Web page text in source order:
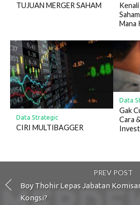
TUJUAN MERGER SAHAM
Mana
Data Strategic
CIRI MULTIBAGGER
Data
Gak
Cara
PREV POST
Boy Thohir Lepas Jabatan
Kongsi?